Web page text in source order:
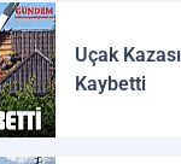
Uçak
Kaybetti